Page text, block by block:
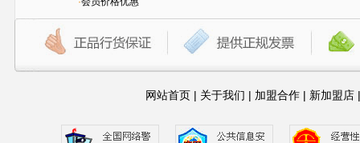
网站首页 | 关于我们 | 加盟合作 | 新加盟店